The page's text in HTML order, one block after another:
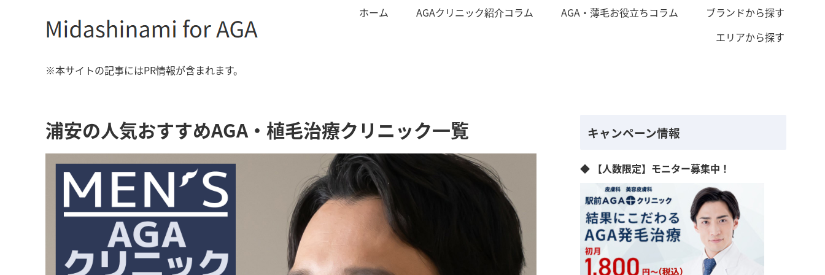
ホーム AGAクリニック紹介コラム AGA・薄毛お役立ちコラム
ブランドから探す
エリアから探す
※本サイトの記事にはPR情報が含まれます。
浦安の人気おすすめAGA・植毛治療クリニック一覧 キャンペーン情報
◆ 【人数限定】モニター募集中！